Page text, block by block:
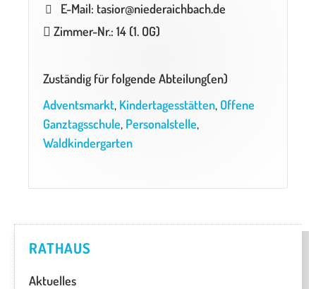
E-Mail: tasior@niederaichbach.de
Zimmer-Nr.: 14 (1. OG)
Zuständig für folgende Abteilung(en)
Adventsmarkt, Kindertagesstätten, Offene
Ganztagsschule, Personalstelle,
Waldkindergarten
RATHAUS
Aktuelles